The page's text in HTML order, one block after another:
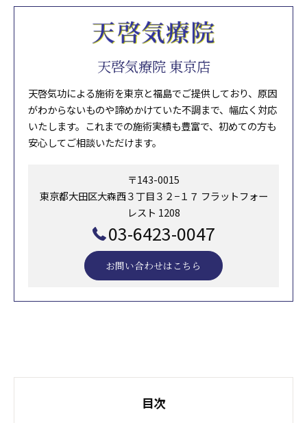
天啓気療院 東京店
天啓気功による施術を東京と福島でご提供しており、原因
がわからないものや諦めかけていた不調まで、幅広く対応
いたします。これまでの施術実績も豊富で、初めての方も
安心してご相談いただけます。
〒143-0015
東京都大田区大森西３丁目３２−１７ フラットフォー
レスト 1208
03-6423-0047
お問い合わせはこちら
目次